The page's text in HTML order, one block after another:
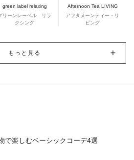
green label relaxing
リーンレーベル リラ
クシング
Afternoon Tea LIVING
アフタヌーンティー・リ
ビング
もっと見る
で楽しむベーシックコーデ4選